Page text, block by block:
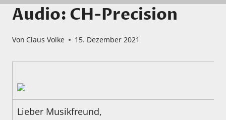
Audio: CH-Precision
Von Claus Volke 15. Dezember 2021
Lieber Musikfreund,